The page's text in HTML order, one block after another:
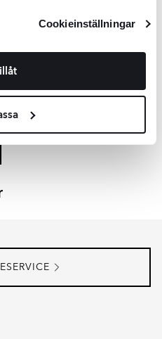
Cookieinställningar